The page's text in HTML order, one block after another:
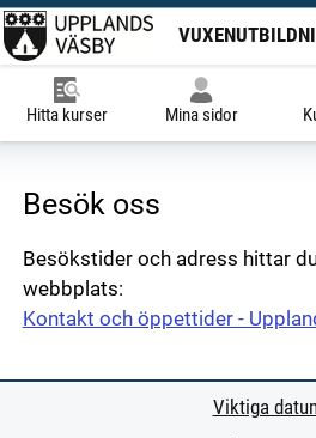
Hitta kurser Mina sidor
Besök oss
Besökstider och adress hittar
webbplats:
Kontakt och öppettider -
Viktiga